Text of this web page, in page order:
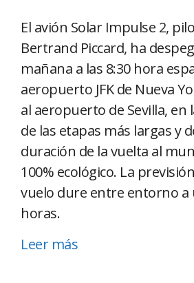
El avión Solar Impulse 2,
Bertrand Piccard, ha
mañana a las 8:30 hora
aeropuerto JFK de Nueva
al aeropuerto de Sevilla, en
de las etapas más largas y
duración de la vuelta al
100% ecológico. La
vuelo dure entre entorno a
horas.
Leer más